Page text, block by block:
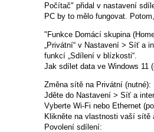
Počítač" přidal v nastavení
PC by to mělo fungovat.
"Funkce Domácí skupina
„Privátní“ v Nastavení > Síť a
funkcí „Sdílení v blízkosti“.
Jak sdílet data ve Windows 11
Změna sítě na Privátní (nutné):
Jděte do Nastavení > Síť a
Vyberte Wi-Fi nebo Ethernet
Klikněte na vlastnosti vaší sítě
Povolení sdílení: